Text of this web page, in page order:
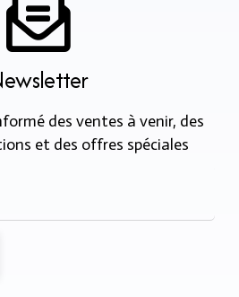
des ventes à venir, des
et des offres spéciales